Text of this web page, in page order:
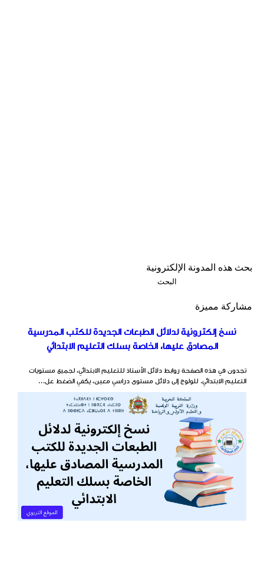
بحث هذه المدونة الإلكترونية
مشاركة مميزة
نسخ إلكترونية لدلائل الطبعات الجديدة للكتب المدرسية
المصادق عليها، الخاصة بسلك التعليم الابتدائي
تجدون في هذه الصفحة روابط دلائل الأستاذ للتعليم الابتدائي، لجميع مستويات
التعليم الابتدائي. للولوج إلى دلائل مستوى دراسي معين، يكفي الضغط عل...